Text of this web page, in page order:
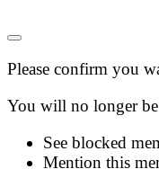
Please confirm you
You will no longer
See blocked
Mention this